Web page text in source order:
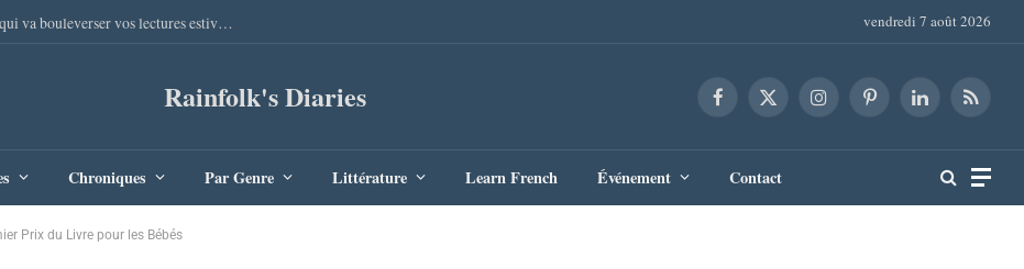
Sang Remords d’Audrey Degal : Le polar occitan qui va bouleverser vos lectures estivales vendredi 7 août 2026
Rainfolk's Diaries Facebook
X
InstagramPinterestLinkedInRSS
Chroniques Par Genre Littérature Learn French Événement Contact
Prix du Livre pour les Bébés